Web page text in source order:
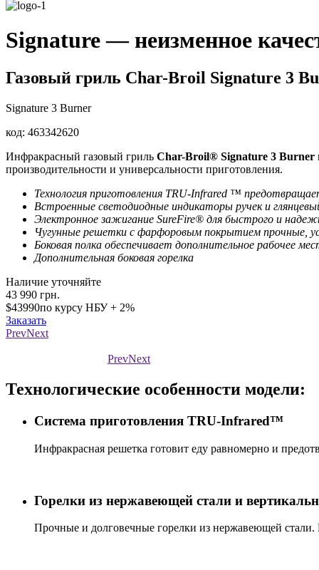
Signature — неизменное
Газовый гриль Char-Broil Signature 3
Signature 3 Burner
код: 463342620
Инфракрасный газовый гриль Char-Broil® Signature 3 Burner
производительности и универсальности приготовления.
Технология приготовления TRU-Infrared ™
Встроенные светодиодные индикаторы ручек и
Электронное зажигание SureFire® для быстрого и
Чугунные решетки с фарфоровым покрытием прочные,
Боковая полка обеспечивает дополнительное рабочее
Дополнительная боковая горелка
Наличие уточняйте
43 990 грн.
$43990по курсу НБУ + 2%
Заказать
PrevNext
PrevNext
Технологические особенности модели:
Система приготовления TRU-Infrared™
Инфракрасная решетка готовит еду равномерно и
Горелки из нержавеющей стали и
Прочные и долговечные горелки из нержавеющей стали.